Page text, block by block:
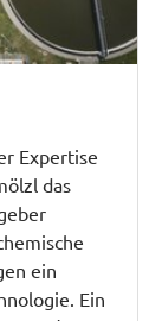
Expertise
das
ein
Ein